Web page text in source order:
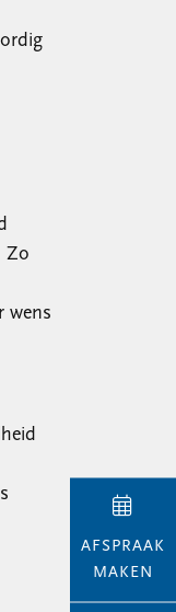
Zo
wens
AFSPRAAK
MAKEN